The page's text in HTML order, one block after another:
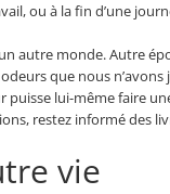
ou à la fin d’une
autre monde. Autre
que nous
lui-même faire
restez informé des
vie